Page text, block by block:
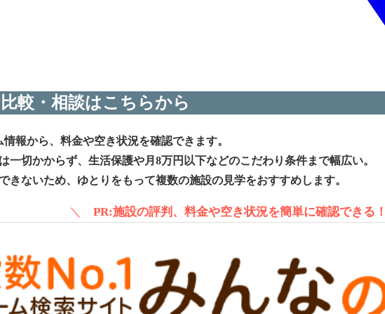
較・相談はこちらから
報から、料金や空き状況を確認できます。
切かからず、生活保護や月8万円以下などのこだわり条件まで幅広い。
ないため、ゆとりをもって複数の施設の見学をおすすめします。
＼ PR:施設の評判、料金や空き状況を簡単に確認できる